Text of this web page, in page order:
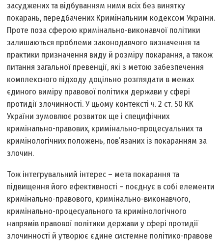
засуджених та відбуванням ними всіх без винятку
покарань, передбачених Кримінальним кодексом України.
Проте поза сферою кримінально-виконавчої політики
залишаються проблеми законодавчого визначення та
практики призначення виду й розміру покарання, а також
питання загальної превенції, які з метою забезпечення
комплексного підходу доцільно розглядати в межах
єдиного виміру правової політики держави у сфері
протидії злочинності. У цьому контексті ч. 2 ст. 50 КК
України зумовлює розвиток ще і специфічних
кримінально-правових, кримінально-процесуальних та
кримінологічних положень, пов’язаних із покаранням за
злочин.
Тож інтегрувальний інтерес – мета покарання та
підвищення його ефективності – поєднує в собі елементи
кримінально-правового, кримінально-виконавчого,
кримінально-процесуального та кримінологічного
напрямів правової політики держави у сфері протидії
злочинності й утворює єдине системне політико-правове